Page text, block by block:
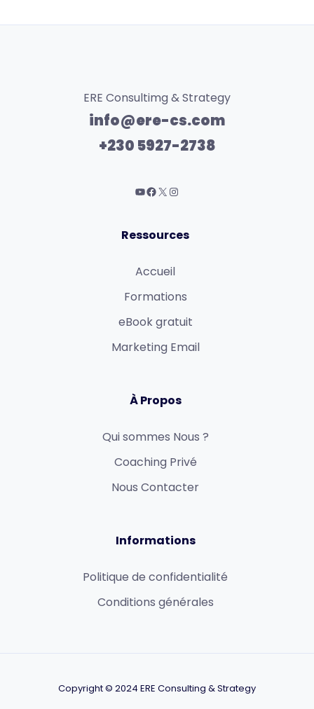
ERE Consultimg & Strategy
info@ere-cs.com
+230 5927-2738
Ressources
Accueil
Formations
eBook gratuit
Marketing Email
À Propos
Qui sommes Nous ?
Coaching Privé
Nous Contacter
Informations
Politique de confidentialité
Conditions générales
Copyright © 2024 ERE Consulting & Strategy